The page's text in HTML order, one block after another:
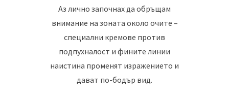
Аз лично започнах да обръщам
внимание на зоната около очите –
специални кремове против
подпухналост и фините линии
наистина променят изражението и
дават по-бодър вид.